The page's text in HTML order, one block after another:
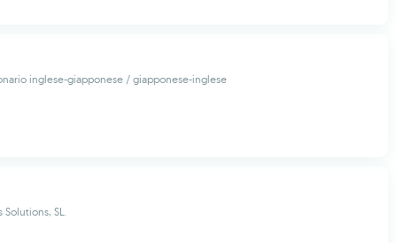
inglese-giapponese / giapponese-inglese
SL.